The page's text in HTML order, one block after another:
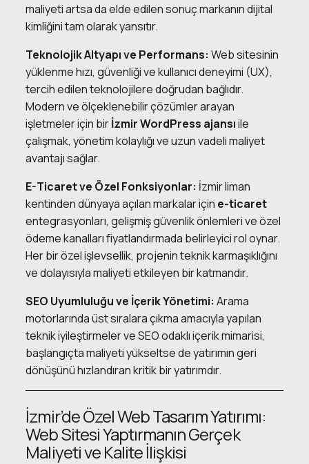
maliyeti artsa da elde edilen sonuç markanın dijital
kimliğini tam olarak yansıtır.
Teknolojik Altyapı ve Performans: Web sitesinin
yüklenme hızı, güvenliği ve kullanıcı deneyimi (UX),
tercih edilen teknolojilere doğrudan bağlıdır.
Modern ve ölçeklenebilir çözümler arayan
işletmeler için birİzmir WordPress ajansıile
çalışmak, yönetim kolaylığı ve uzun vadeli maliyet
avantajı sağlar.
E-Ticaret ve Özel Fonksiyonlar: İzmir liman
kentinden dünyaya açılan markalar için e-ticaret
entegrasyonları, gelişmiş güvenlik önlemleri ve özel
ödeme kanalları fiyatlandırmada belirleyici rol oynar.
Her bir özel işlevsellik, projenin teknik karmaşıklığını
ve dolayısıyla maliyeti etkileyen bir katmandır.
SEO Uyumluluğu ve İçerik Yönetimi: Arama
motorlarında üst sıralara çıkma amacıyla yapılan
teknik iyileştirmeler ve SEO odaklı içerik mimarisi,
başlangıçta maliyeti yükseltse de yatırımın geri
dönüşünü hızlandıran kritik bir yatırımdır.
İzmir’de Özel Web Tasarım Yatırımı:
Web Sitesi Yaptırmanın Gerçek
Maliyeti ve Kalite İlişkisi